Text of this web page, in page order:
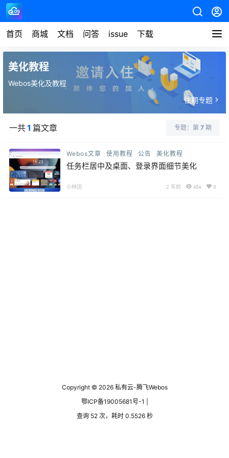
首页 商城 文档 问答 issue 下载
美化教程
Webos美化及教程
往期专题
一共1 篇文章 专题：第 7 期
Webos文章 使用教程 公告 美化教程
任务栏居中及桌面、登录界面细节美化
小林囝 2 年前 654 0
Copyright © 2026私有云-腾飞Webos
鄂ICP备19005681号-1 |
查询 52 次，耗时 0.5526 秒